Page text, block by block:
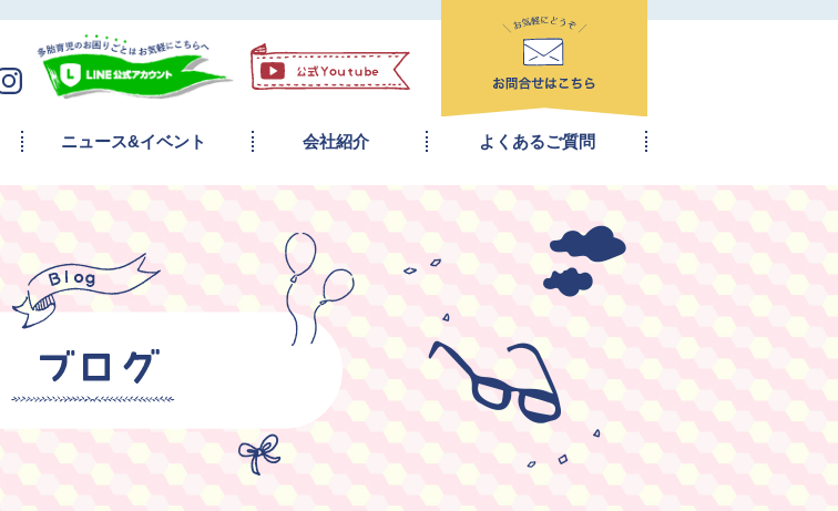
ニュース&イベント 会社紹介 よくあるご質問